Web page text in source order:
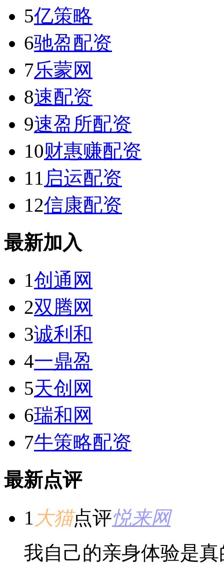
5亿策略
6驰盈配资
7乐蒙网
8速配资
9速盈所配资
10财惠赚配资
11 启运配资
12信康配资
最新加入
1创通网
2双腾网
3诚利和
4一鼎盈
5天创网
6瑞和网
7牛策略配资
最新点评
1 大猫点评悦来网
我自己的亲身体验是